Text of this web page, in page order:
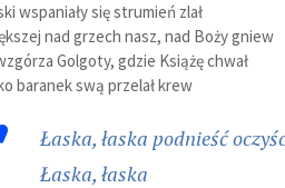
wspaniały się strumień zlał
nad grzech nasz, nad Boży gniew
Golgoty, gdzie Książę chwał
baranek swą przelał krew
Łaska, łaska podnieść
Łaska, łaska